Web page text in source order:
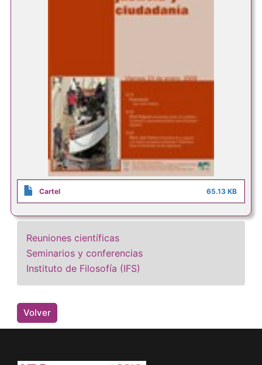
Cartel 65.13 KB
Reuniones científicas
Seminarios y conferencias
Instituto de Filosofía (IFS)
Volver